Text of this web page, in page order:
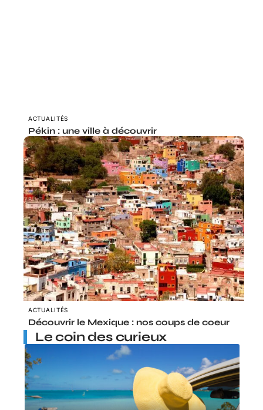
ACTUALITÉS
Pékin : une ville à découvrir
ACTUALITÉS
Découvrir le Mexique : nos coups de coeur
Le coin des curieux